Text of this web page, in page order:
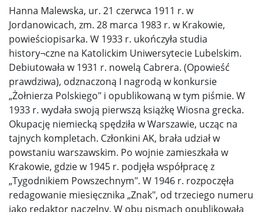
Hanna Malewska, ur. 21 czerwca 1911 r. w
Jordanowicach, zm. 28 marca 1983 r. w Krakowie,
powieściopisarka. W 1933 r. ukończyła studia
history¬czne na Katolickim Uniwersytecie Lubelskim.
Debiutowała w 1931 r. nowelą Cabrera. (Opowieść
prawdziwa), odznaczoną I nagrodą w konkursie
„Żołnierza Polskiego" i opublikowaną w tym piśmie. W
1933 r. wydała swoją pierwszą książkę Wiosna grecka.
Okupację niemiecką spędziła w Warszawie, ucząc na
tajnych kompletach. Członkini AK, brała udział w
powstaniu warszawskim. Po wojnie zamieszkała w
Krakowie, gdzie w 1945 r. podjęła współpracę z
„Tygodnikiem Powszechnym". W 1946 r. rozpoczęła
redagowanie miesięcznika „Znak", od trzeciego numeru
jako redaktor naczelny. W obu pismach opublikowała